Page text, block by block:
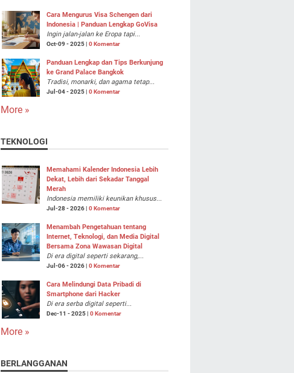
Cara Mengurus Visa Schengen dari
Indonesia | Panduan Lengkap GoVisa
Ingin jalan-jalan ke Eropa tapi...
Oct-09 - 2025 | 0 Komentar
Panduan Lengkap dan Tips Berkunjung
ke Grand Palace Bangkok
Tradisi, monarki, dan agama tetap...
Jul-04 - 2025 | 0 Komentar
More »
TEKNOLOGI
Memahami Kalender Indonesia Lebih
Dekat, Lebih dari Sekadar Tanggal
Merah
Indonesia memiliki keunikan khusus...
Jul-28 - 2026 | 0 Komentar
Menambah Pengetahuan tentang
Internet, Teknologi, dan Media Digital
Bersama Zona Wawasan Digital
Di era digital seperti sekarang,...
Jul-06 - 2026 | 0 Komentar
Cara Melindungi Data Pribadi di
Smartphone dari Hacker
Di era serba digital seperti...
Dec-11 - 2025 | 0 Komentar
More »
BERLANGGANAN